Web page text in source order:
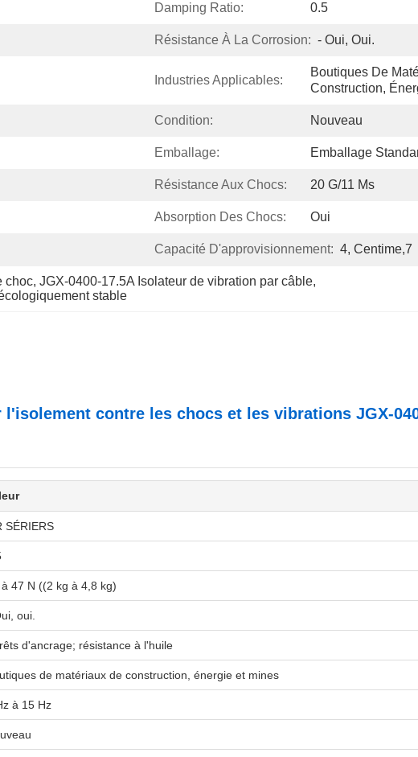
Damping Ratio: 0.5
Résistance À La Corrosion: - Oui, Oui.
Industries Applicables:
Boutiques De
Construction,
Condition: Nouveau
Emballage: Emballage
Résistance Aux Chocs: 20 G/11 Ms
Absorption Des Chocs: Oui
Capacité D'approvisionnement: 4, Centime,7
choc, JGX-0400-17.5A Isolateur de vibration par câble,
stable
contre les chocs et les vibrations JGX-
SÉRIERS
à 47 N ((2 kg à 4,8 kg)
oui.
d'ancrage; résistance à l'huile
de matériaux de construction, énergie et mines
à 15 Hz